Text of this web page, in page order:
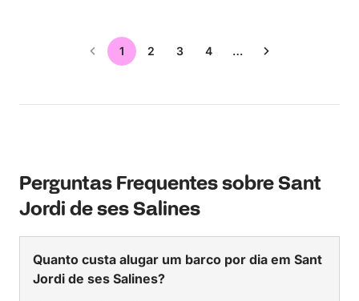
1 2 3 4 …
Perguntas Frequentes sobre Sant
Jordi de ses Salines
Quanto custa alugar um barco por dia em Sant
Jordi de ses Salines?